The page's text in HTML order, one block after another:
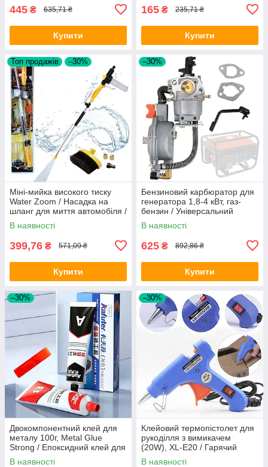
445 ₴ 635,71 ₴
Купити
165 ₴ 235,71 ₴
Купити
Топ продажів –30%
Міні-мийка високого тиску
Water Zoom / Насадка на
шланг для миття автомобіля /
Універсальна автомийка
В наявності
399,76 ₴ 571,09 ₴
Купити
–30%
Бензиновий карбюратор для
генератора 1,8-4 кВт, газ-
бензин / Універсальний
карбюратор на генератор з
редуктором
В наявності
625 ₴ 892,86 ₴
Купити
–30%
Двокомпонентний клей для
металу 100г, Metal Glue
Strong / Епоксидний клей для
металевих поверхонь
В наявності
–30%
Клейовий термопістолет для
рукоділля з вимикачем
(20W), XL-E20 / Гарячий
пістолет для сухого клею
В наявності